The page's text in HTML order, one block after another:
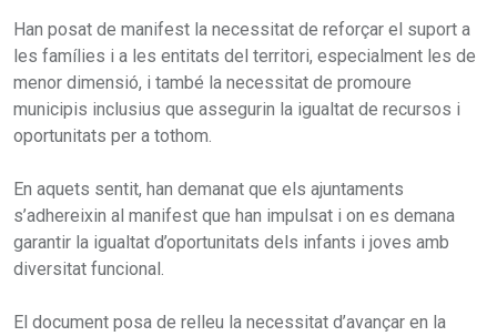
Han posat de manifest la necessitat de reforçar el suport a
les famílies i a les entitats del territori, especialment les de
menor dimensió, i també la necessitat de promoure
municipis inclusius que assegurin la igualtat de recursos i
oportunitats per a tothom.
En aquets sentit, han demanat que els ajuntaments
s’adhereixin al manifest que han impulsat i on es demana
garantir la igualtat d’oportunitats dels infants i joves amb
diversitat funcional.
El document posa de relleu la necessitat d’avançar en la